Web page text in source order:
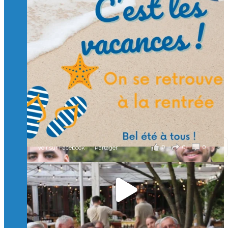
Charger plus Suivre sur Instagram
🙏 Soutenez l’Isep via la taxe d’apprentissage 2026
et contribuons ensemble à former les générations
d’ingénieurs de demain. 🙏
Merci à tous !
🎯 Taxe d’apprentissage 2026 : avec l'Isep, investissez pour
un numérique au service de l'humain !
À l’Isep, nous formons des ingénieurs, des bachelors, des
Mastères Spécialisés, qui allient excellence technologique et
valeurs humaines, au cœur de notre pro
...Voir plus
il y a 2 mois
0 0 0
Voir sur Facebook · Partager
🚀Afterwork à Genève 🚀
🥳 Le 22 avril dernier, 14 Alumni vivant / travaillant
en Suisse ont partagé un moment convivial de
retrouvailles et d'échanges !